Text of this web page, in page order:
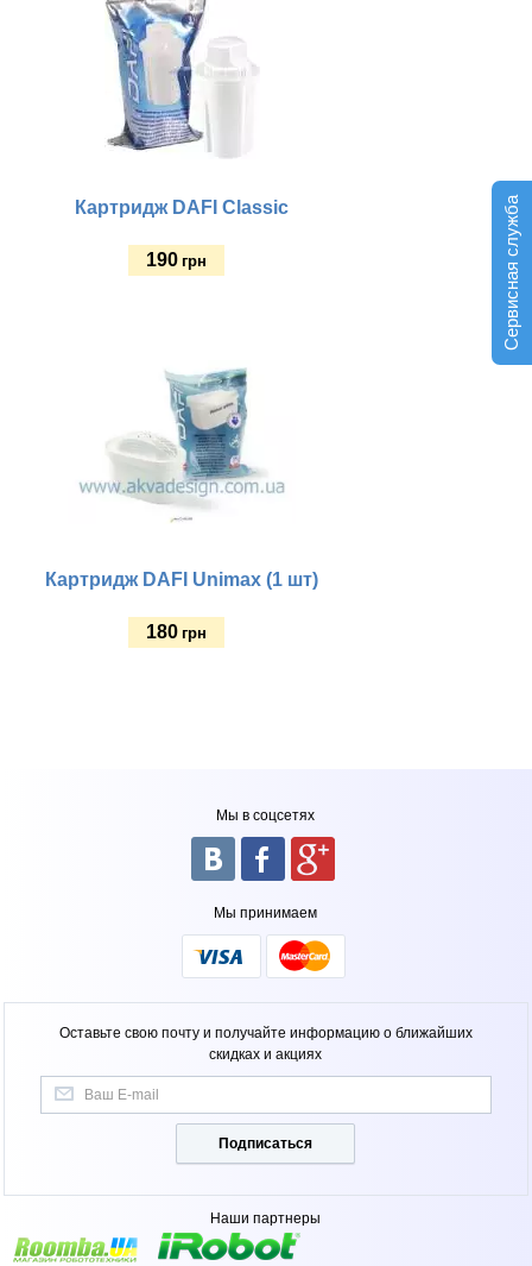
Сервисная служба
Картридж DAFI Classic
190 грн
Картридж DAFI Unimax (1 шт)
180 грн
Мы в соцсетях
Мы принимаем
Оставьте свою почту и получайте информацию о ближайших
скидках и акциях
Подписаться
Наши партнеры